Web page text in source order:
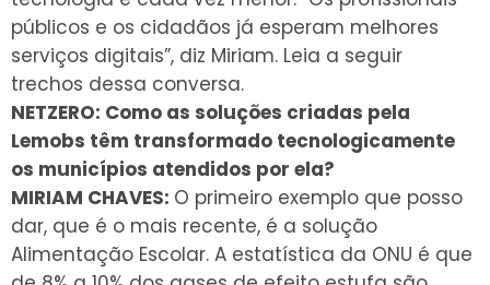
públicos e os cidadãos já esperam melhores
serviços digitais”, diz Miriam. Leia a seguir
trechos dessa conversa.
NETZERO: Como as soluções criadas pela
Lemobs têm transformado tecnologicamente
os municípios atendidos por ela?
MIRIAM CHAVES: O primeiro exemplo que posso
dar, que é o mais recente, é a solução
Alimentação Escolar. A estatística da ONU é que